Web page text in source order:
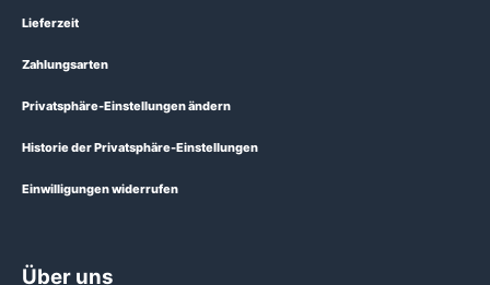
Lieferzeit
Zahlungsarten
Privatsphäre-Einstellungen ändern
Historie der Privatsphäre-Einstellungen
Einwilligungen widerrufen
Über uns